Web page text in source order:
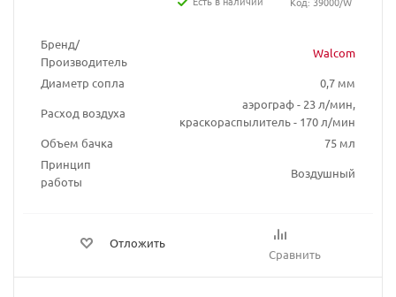
Бренд/
Производитель
Walcom
Диаметр сопла
0,7 мм
Расход воздуха
аэрограф - 23 л/мин,
краскораспылитель - 170 л/мин
Объем бачка
75 мл
Принцип
работы
Воздушный
Отложить
Сравнить